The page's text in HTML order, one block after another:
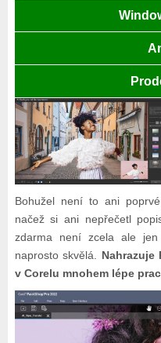
Bohužel není to ani
načež si ani nepřečetl
zdarma není zcela ale
naprosto skvělá.
v Corelu mnohem lépe